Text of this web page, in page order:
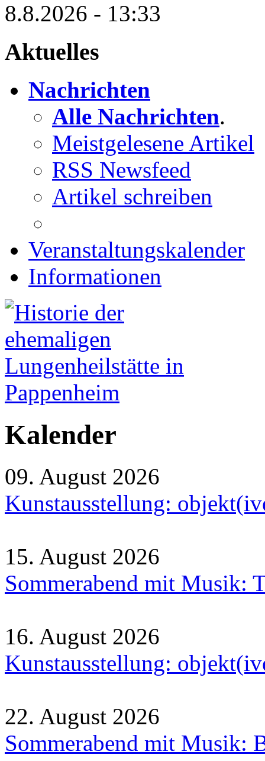
8.8.2026 - 13:33
Aktuelles
Nachrichten
Alle Nachrichten.
Meistgelesene Artikel
RSS Newsfeed
Artikel schreiben
Veranstaltungskalender
Informationen
Kalender
09. August 2026
Kunstausstellung:
15. August 2026
Sommerabend mit Musik:
16. August 2026
Kunstausstellung:
22. August 2026
Sommerabend mit Musik: